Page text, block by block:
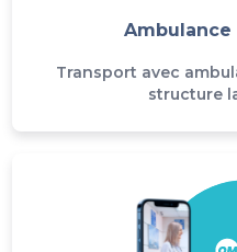
Ambulance
Transport avec
structure